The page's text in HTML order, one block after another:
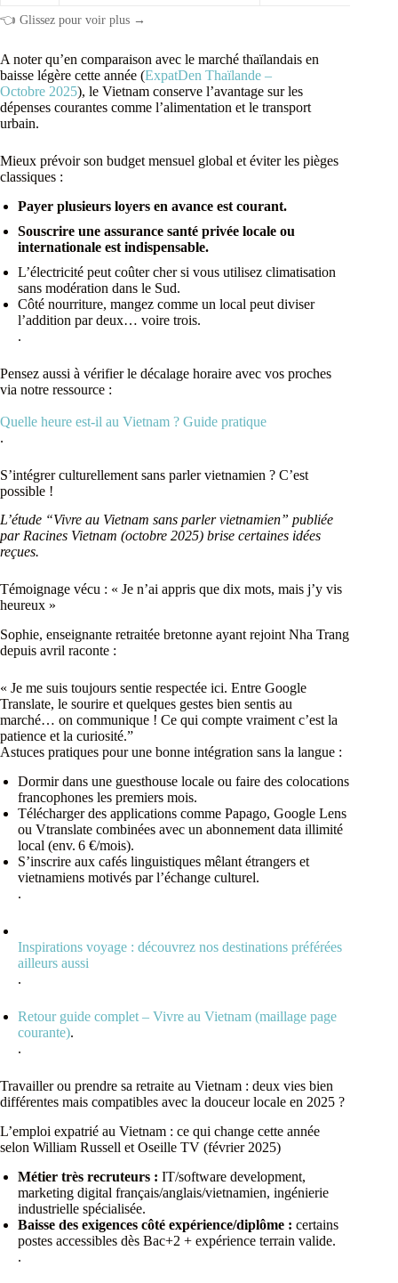
👈 Glissez pour voir plus →
A noter qu’en comparaison avec le marché thaïlandais en
baisse légère cette année (ExpatDen Thaïlande –
Octobre 2025), le Vietnam conserve l’avantage sur les
dépenses courantes comme l’alimentation et le transport
urbain.
Mieux prévoir son budget mensuel global et éviter les pièges
classiques :
Payer plusieurs loyers en avance est courant.
Souscrire une assurance santé privée locale ou
internationale est indispensable.
L’électricité peut coûter cher si vous utilisez climatisation
sans modération dans le Sud.
Côté nourriture, mangez comme un local peut diviser
l’addition par deux… voire trois.
.
Pensez aussi à vérifier le décalage horaire avec vos proches
via notre ressource :
Quelle heure est-il au Vietnam ? Guide pratique
.
S’intégrer culturellement sans parler vietnamien ? C’est
possible !
L’étude “Vivre au Vietnam sans parler vietnamien” publiée
par Racines Vietnam (octobre 2025) brise certaines idées
reçues.
Témoignage vécu : « Je n’ai appris que dix mots, mais j’y vis
heureux »
Sophie, enseignante retraitée bretonne ayant rejoint Nha Trang
depuis avril raconte :
« Je me suis toujours sentie respectée ici. Entre Google
Translate, le sourire et quelques gestes bien sentis au
marché… on communique ! Ce qui compte vraiment c’est la
patience et la curiosité.”
Astuces pratiques pour une bonne intégration sans la langue :
Dormir dans une guesthouse locale ou faire des colocations
francophones les premiers mois.
Télécharger des applications comme Papago, Google Lens
ou Vtranslate combinées avec un abonnement data illimité
local (env. 6 €/mois).
S’inscrire aux cafés linguistiques mêlant étrangers et
vietnamiens motivés par l’échange culturel.
.
Inspirations voyage : découvrez nos destinations préférées
ailleurs aussi
.
Retour guide complet – Vivre au Vietnam (maillage page
courante).
.
Travailler ou prendre sa retraite au Vietnam : deux vies bien
différentes mais compatibles avec la douceur locale en 2025 ?
L’emploi expatrié au Vietnam : ce qui change cette année
selon William Russell et Oseille TV (février 2025)
Métier très recruteurs : IT/software development,
marketing digital français/anglais/vietnamien, ingénierie
industrielle spécialisée.
Baisse des exigences côté expérience/diplôme : certains
postes accessibles dès Bac+2 + expérience terrain valide.
.